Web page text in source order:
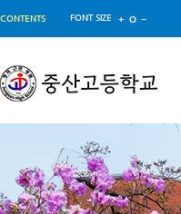
CONTENTS FONT SIZE